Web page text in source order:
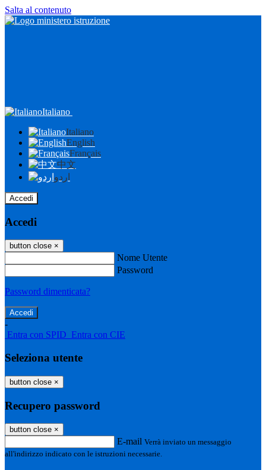
Salta al contenuto
Italiano
Italiano
English
Français
中文
اردو
Accedi
Accedi
button close ×
Nome Utente
Password
Password dimenticata?
-
Entra con SPID Entra con CIE
Seleziona utente
button close ×
Recupero password
button close ×
E-mail Verrà inviato un messaggio
all'indirizzo indicato con le istruzioni necessarie.